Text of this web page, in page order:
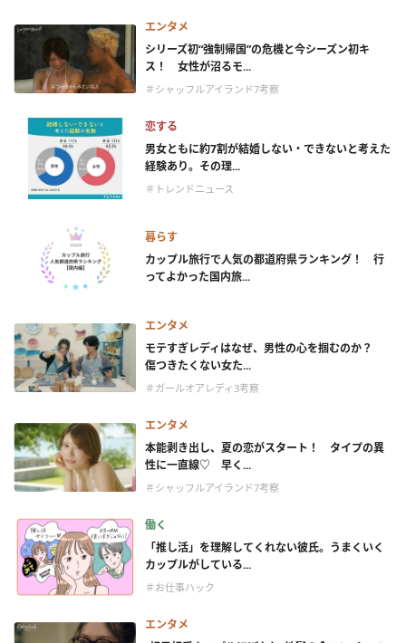
エンタメ
シリーズ初“強制帰国”の危機と今シーズン初キ
ス！ 女性が沼るモ...
＃シャッフルアイランド7考察
恋する
男女ともに約7割が結婚しない・できないと考えた
経験あり。その理...
＃トレンドニュース
暮らす
カップル旅行で人気の都道府県ランキング！ 行
ってよかった国内旅...
エンタメ
モテすぎレディはなぜ、男性の心を掴むのか？
傷つきたくない女た...
＃ガールオアレディ3考察
エンタメ
本能剥き出し、夏の恋がスタート！ タイプの異
性に一直線♡ 早く...
＃シャッフルアイランド7考察
働く
「推し活」を理解してくれない彼氏。うまくいく
カップルがしている...
＃お仕事ハック
エンタメ